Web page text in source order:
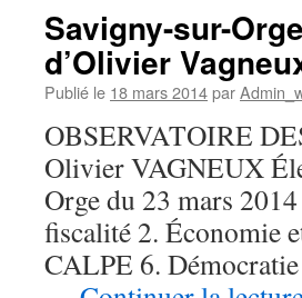
Programme
électoral
d’Audrey
Guibert
Savigny-sur-
d’Olivier
Publié le 18 mars 2014par
OBSERVATOIRE
Olivier VAGNEUX
Orge du 23 mars
fiscalité 2. Économie
CALPE 6.